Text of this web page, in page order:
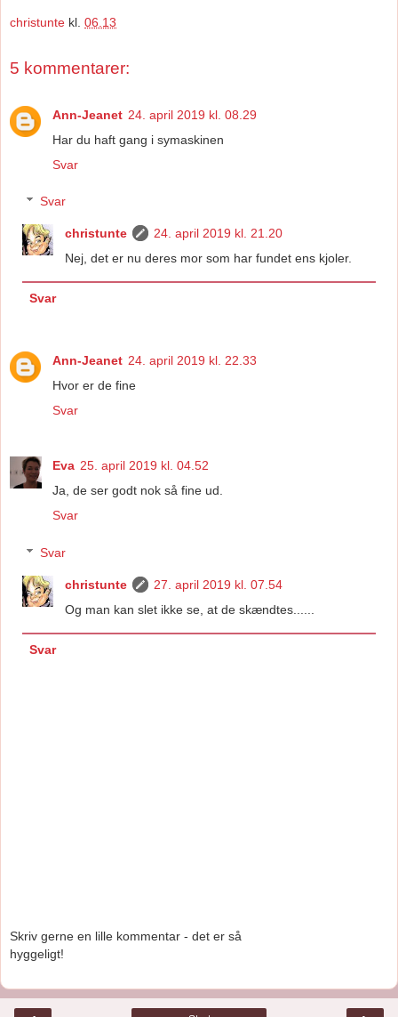
christunte kl. 06.13
5 kommentarer:
Ann-Jeanet 24. april 2019 kl. 08.29
Har du haft gang i symaskinen
Svar
Svar
christunte
24. april 2019 kl. 21.20
Nej, det er nu deres mor som har fundet ens kjoler.
Svar
Ann-Jeanet 24. april 2019 kl. 22.33
Hvor er de fine
Svar
Eva 25. april 2019 kl. 04.52
Ja, de ser godt nok så fine ud.
Svar
Svar
christunte
27. april 2019 kl. 07.54
Og man kan slet ikke se, at de skændtes......
Svar
Skriv gerne en lille kommentar - det er så
hyggeligt!